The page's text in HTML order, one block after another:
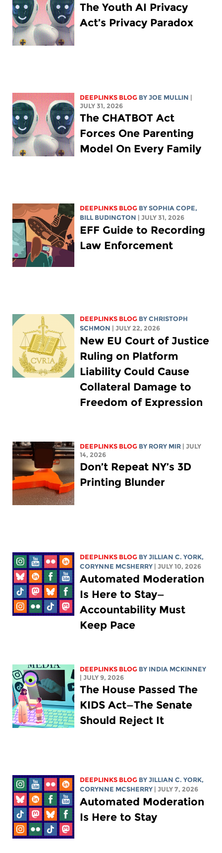
The Youth AI Privacy
Act’s Privacy Paradox
DEEPLINKS BLOG BYJOE MULLIN |
JULY 31, 2026
The CHATBOT Act
Forces One Parenting
Model On Every Family
DEEPLINKS BLOG BYSOPHIA COPE,
BILL BUDINGTON | JULY 31, 2026
EFF Guide to Recording
Law Enforcement
DEEPLINKS BLOG BYCHRISTOPH
SCHMON | JULY 22, 2026
New EU Court of Justice
Ruling on Platform
Liability Could Cause
Collateral Damage to
Freedom of Expression
DEEPLINKS BLOG BY RORY MIR | JULY
14, 2026
Don’t Repeat NY’s 3D
Printing Blunder
DEEPLINKS BLOG BYJILLIAN C. YORK,
CORYNNE MCSHERRY | JULY 10, 2026
Automated Moderation
Is Here to Stay—
Accountability Must
Keep Pace
DEEPLINKS BLOG BY INDIA MCKINNEY
| JULY 9, 2026
The House Passed The
KIDS Act—The Senate
Should Reject It
DEEPLINKS BLOG BYJILLIAN C. YORK,
CORYNNE MCSHERRY | JULY 7, 2026
Automated Moderation
Is Here to Stay